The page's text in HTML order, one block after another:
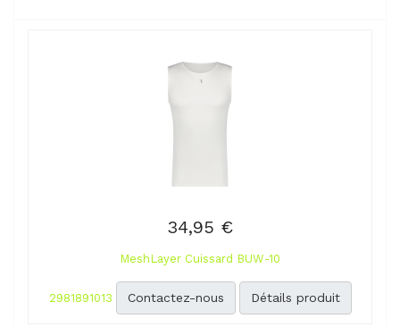
34,95 €
MeshLayer Cuissard BUW-10
2981891013 Contactez-nous Détails produit